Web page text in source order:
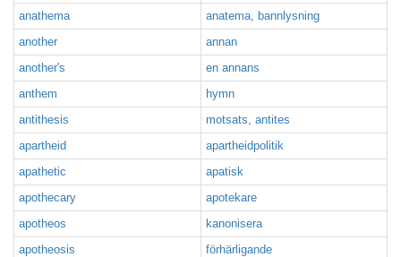
anathema
anatema, bannlysning
another
annan
another's
en annans
anthem
hymn
antithesis
motsats, antites
apartheid
apartheidpolitik
apathetic
apatisk
apothecary
apotekare
apotheos
kanonisera
apotheosis
förhärligande